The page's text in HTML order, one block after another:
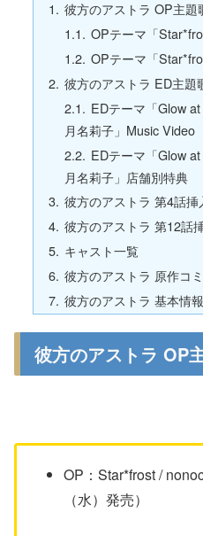
彼方のアストラ OP主題
OPテーマ「
OPテーマ「
彼方のアストラ ED主題
EDテーマ「Glow
月名莉子」Music Video
EDテーマ「Glow
月名莉子」店舗別特典
彼方のアストラ 第4話
彼方のアストラ 第12話
キャスト一覧
彼方のアストラ 原作コ
彼方のアストラ 基本情報
彼方のアストラ OP
OP：Star*frost /
（水）発売）